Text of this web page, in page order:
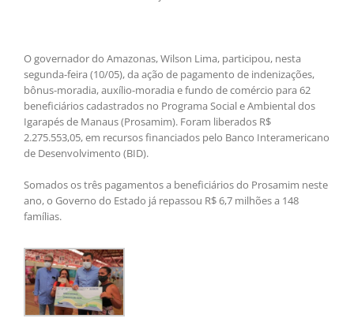
O governador do Amazonas, Wilson Lima, participou, nesta
segunda-feira (10/05), da ação de pagamento de indenizações,
bônus-moradia, auxílio-moradia e fundo de comércio para 62
beneficiários cadastrados no Programa Social e Ambiental dos
Igarapés de Manaus (Prosamim). Foram liberados R$
2.275.553,05, em recursos financiados pelo Banco Interamericano
de Desenvolvimento (BID).
Somados os três pagamentos a beneficiários do Prosamim neste
ano, o Governo do Estado já repassou R$ 6,7 milhões a 148
famílias.